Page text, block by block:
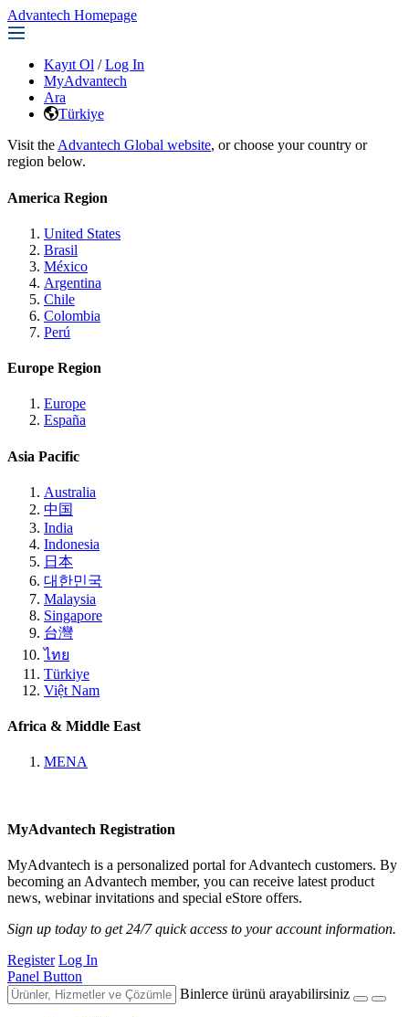
Advantech Homepage
Kayıt Ol / Log In
MyAdvantech
Ara
Türkiye
Visit the Advantech Global website, or choose your country or
region below.
America Region
United States
Brasil
México
Argentina
Chile
Colombia
Perú
Europe Region
Europe
España
Asia Pacific
Australia
中国
India
Indonesia
日本
대한민국
Malaysia
Singapore
台灣
ไทย
Türkiye
Việt Nam
Africa & Middle East
MENA
MyAdvantech Registration
MyAdvantech is a personalized portal for Advantech customers. By
becoming an Advantech member, you can receive latest product
news, webinar invitations and special eStore offers.
Sign up today to get 24/7 quick access to your account information.
Register Log In
Panel Button
Binlerce ürünü arayabilirsiniz